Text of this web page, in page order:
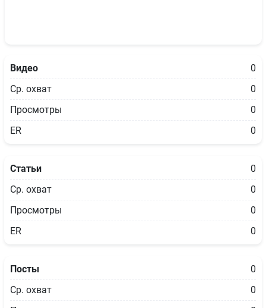
Видео
0
Ср. охват
0
Просмотры
0
ER
0
Статьи
0
Ср. охват
0
Просмотры
0
ER
0
Посты
0
Ср. охват
0